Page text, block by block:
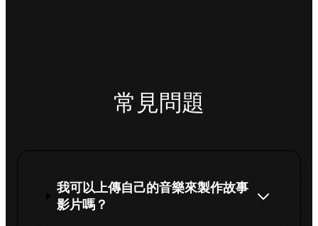
常見問題
我可以上傳自己的音樂來製作故事
影片嗎？